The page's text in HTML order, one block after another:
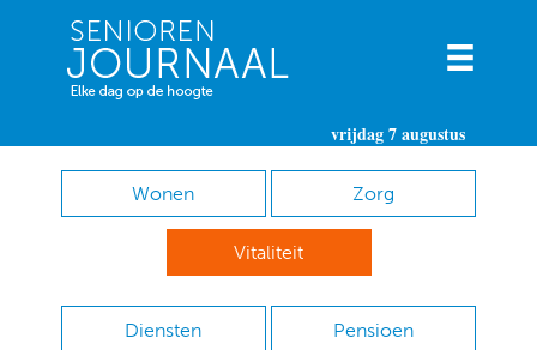
vrijdag 7 augustus
Wonen Zorg
Vitaliteit
Diensten Pensioen